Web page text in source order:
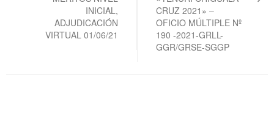
INICIAL,
ADJUDICACIÓN
VIRTUAL 01/06/21
CRUZ 2021» –
OFICIO MÚLTIPLE Nº
190 -2021-GRLL-
GGR/GRSE-SGGP